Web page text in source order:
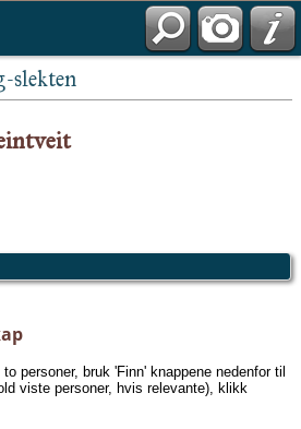
slekten
personer, bruk 'Finn' knappene nedenfor til
viste personer, hvis relevante), klikk